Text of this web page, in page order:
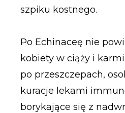
szpiku kostnego.
Po Echinaceę nie
kobiety w ciąży i
po przeszczepach,
kuracje lekami
borykające się z